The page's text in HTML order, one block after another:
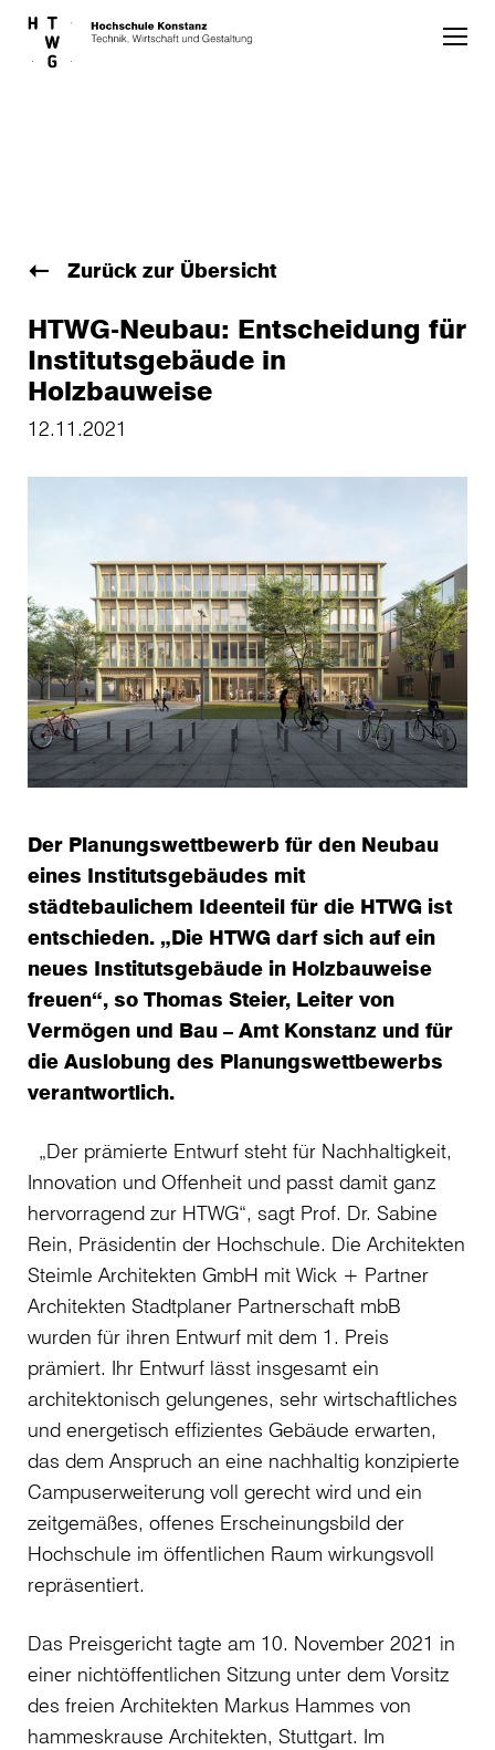
Skip to main content
Zurück zur Übersicht
HTWG-Neubau: Entscheidung für
Institutsgebäude in
Holzbauweise
12.11.2021
Der Planungswettbewerb für den Neubau
eines Institutsgebäudes mit
städtebaulichem Ideenteil für die HTWG ist
entschieden. „Die HTWG darf sich auf ein
neues Institutsgebäude in Holzbauweise
freuen“, so Thomas Steier, Leiter von
Vermögen und Bau – Amt Konstanz und für
die Auslobung des Planungswettbewerbs
verantwortlich.
„Der prämierte Entwurf steht für Nachhaltigkeit,
Innovation und Offenheit und passt damit ganz
hervorragend zur HTWG“, sagt Prof. Dr. Sabine
Rein, Präsidentin der Hochschule. Die Architekten
Steimle Architekten GmbH mit Wick + Partner
Architekten Stadtplaner Partnerschaft mbB
wurden für ihren Entwurf mit dem 1. Preis
prämiert. Ihr Entwurf lässt insgesamt ein
architektonisch gelungenes, sehr wirtschaftliches
und energetisch effizientes Gebäude erwarten,
das dem Anspruch an eine nachhaltig konzipierte
Campuserweiterung voll gerecht wird und ein
zeitgemäßes, offenes Erscheinungsbild der
Hochschule im öffentlichen Raum wirkungsvoll
repräsentiert.
Das Preisgericht tagte am 10. November 2021 in
einer nichtöffentlichen Sitzung unter dem Vorsitz
des freien Architekten Markus Hammes von
hammeskrause Architekten, Stuttgart. Im